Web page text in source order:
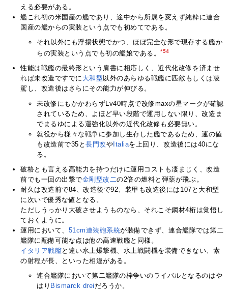
える必要がある。
艦これ初の米国産の艦であり、途中から所属を変えず純粋に連合
国産の艦からの実装という点でも初めてである。
それ以外にも浮揚状態でかつ、ほぼ完全な形で現存する艦か
らの実装という点でも初の艦娘である。*54
性能は戦艦の最終形という肩書に相応しく、近代化改修を済ませ
れば未改造ですでに 大和型 以外のあらゆる戦艦に匹敵もしくは凌
駕し、改造後はさらにその能力が伸びる。
未改修にもかかわらずLv40時点で改修maxの星マークが確認
されているため、よほど早い段階で運用しない限り、改造ま
でまるゆによる運強化以外の近代化改修も必要無い。
就役から様々な戦争に参加し生存した艦であるため、運の値
も改造前で35と長門改やItaliaを上回り、改造後には40にな
る。
破格とも言える高能力を持つだけに運用コストも凄まじく、改造
前でも一回の出撃で金剛型改二の2倍の燃料と弾薬が飛ぶ。
耐久は改造前で84、改造後で92、装甲も改造後には107と大和型
に次いで優秀な値となる。
ただしうっかり大破させようものなら、それこそ鋼材4桁は覚悟し
ておくように。
運用において、 51cm連装砲系統が装備できず、連合艦隊では第二
艦隊に配備可能な点は他の高速戦艦と同様。
イタリア戦艦と違い水上爆撃機、水上戦闘機を装備できない、素
の射程が長、といった相違がある。
連合艦隊において第二艦隊の枠争いのライバルとなるのはや
はり Bismarck drei だろうか。